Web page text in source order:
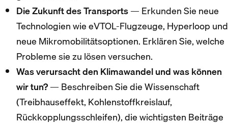
Die Zukunft des Transports— Erkunden Sie neue
Technologien wie eVTOL-Flugzeuge, Hyperloop und
neue Mikromobilitätsoptionen. Erklären Sie, welche
Probleme sie zu lösen versuchen.
Was verursacht den Klimawandel und was können
wir tun?— Beschreiben Sie die Wissenschaft
(Treibhauseffekt, Kohlenstoffkreislauf,
Rückkopplungsschleifen), die wichtigsten Beiträge